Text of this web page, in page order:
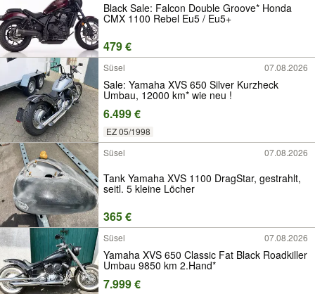
Black Sale: Falcon Double Groove* Honda
CMX 1100 Rebel Eu5 / Eu5+
479 €
Süsel 07.08.2026
Sale: Yamaha XVS 650 Silver Kurzheck
Umbau, 12000 km* wie neu !
6.499 €
EZ 05/1998
Süsel
07.08.2026
Tank Yamaha XVS 1100 DragStar, gestrahlt,
seitl. 5 kleine Löcher
365 €
Süsel 07.08.2026
Yamaha XVS 650 Classic Fat Black Roadkiller
Umbau 9850 km 2.Hand*
7.999 €